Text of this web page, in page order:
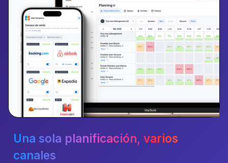
Una sola planificación, varios
canales